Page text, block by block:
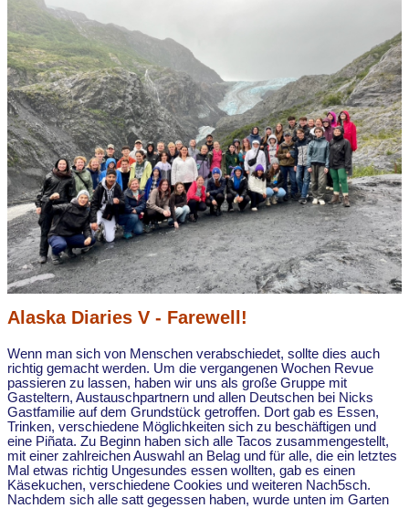
Alaska Diaries V - Farewell!
Wenn man sich von Menschen verabschiedet, sollte dies auch
richtig gemacht werden. Um die vergangenen Wochen Revue
passieren zu lassen, haben wir uns als große Gruppe mit
Gasteltern, Austauschpartnern und allen Deutschen bei Nicks
Gastfamilie auf dem Grundstück getroffen. Dort gab es Essen,
Trinken, verschiedene Möglichkeiten sich zu beschäftigen und
eine Piñata. Zu Beginn haben sich alle Tacos zusammengestellt,
mit einer zahlreichen Auswahl an Belag und für alle, die ein letztes
Mal etwas richtig Ungesundes essen wollten, gab es einen
Käsekuchen, verschiedene Cookies und weiteren Nach5sch.
Nachdem sich alle satt gegessen haben, wurde unten im Garten